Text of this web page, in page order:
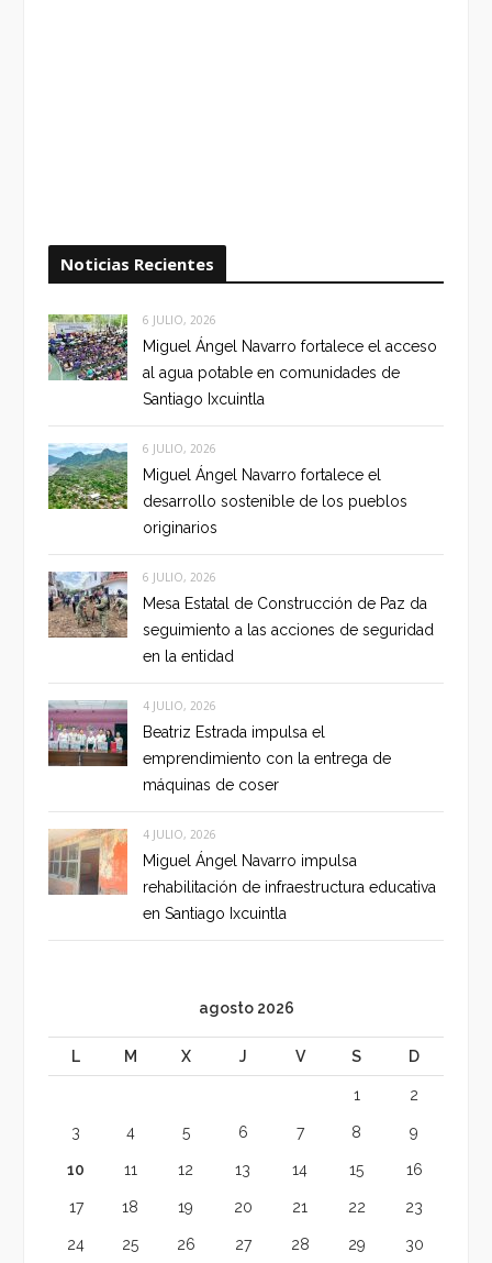
Noticias Recientes
6 JULIO, 2026
Miguel Ángel Navarro fortalece el acceso
al agua potable en comunidades de
Santiago Ixcuintla
6 JULIO, 2026
Miguel Ángel Navarro fortalece el
desarrollo sostenible de los pueblos
originarios
6 JULIO, 2026
Mesa Estatal de Construcción de Paz da
seguimiento a las acciones de seguridad
en la entidad
4 JULIO, 2026
Beatriz Estrada impulsa el
emprendimiento con la entrega de
máquinas de coser
4 JULIO, 2026
Miguel Ángel Navarro impulsa
rehabilitación de infraestructura educativa
en Santiago Ixcuintla
agosto 2026
L M X J V S D
1 2
3 4 5 6 7 8 9
10 11 12 13 14 15 16
17 18 19 20 21 22 23
24 25 26 27 28 29 30